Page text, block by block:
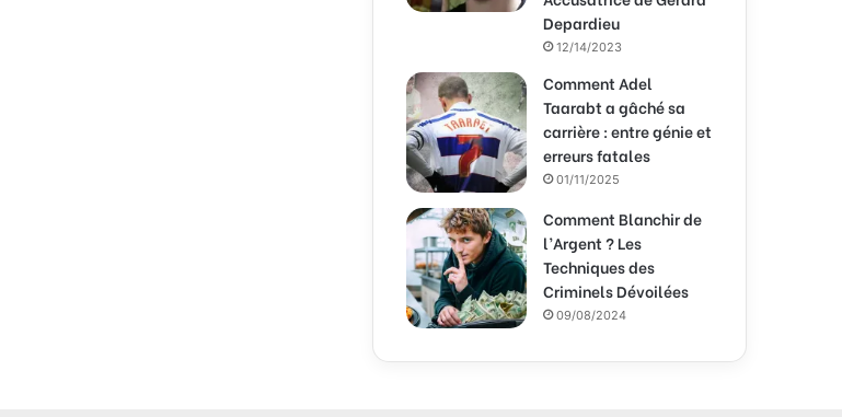
Depardieu
12/14/2023
Comment Adel
Taarabt a gâché sa
carrière : entre génie et
erreurs fatales
01/11/2025
Comment Blanchir de
l’Argent ? Les
Techniques des
Criminels Dévoilées
09/08/2024